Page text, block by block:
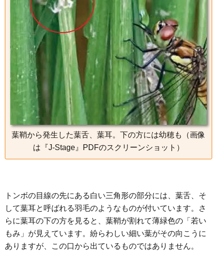
葉鞘から発生した葉舌、葉耳。下の方には幼穂も（画像
は『J-Stage』PDFのスクリーンショット）
トンボの目線の先にある白い三角形の部分には、葉舌、そ
して葉耳と呼ばれる羽毛のようなものが付いています。さ
らに葉耳の下の方を見ると、葉鞘が割れて薄緑色の「若い
もみ」が見えています。紛らわしい細い葉がその向こうに
ありますが、この口から出ているものではありません。